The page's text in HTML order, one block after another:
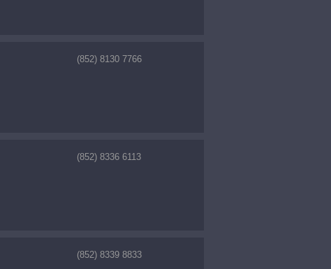
(852) 8130 7766
(852) 8336 6113
(852) 8339 8833